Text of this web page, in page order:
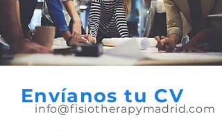
Envíanos tu CV
info@fisiotherapymadrid.com